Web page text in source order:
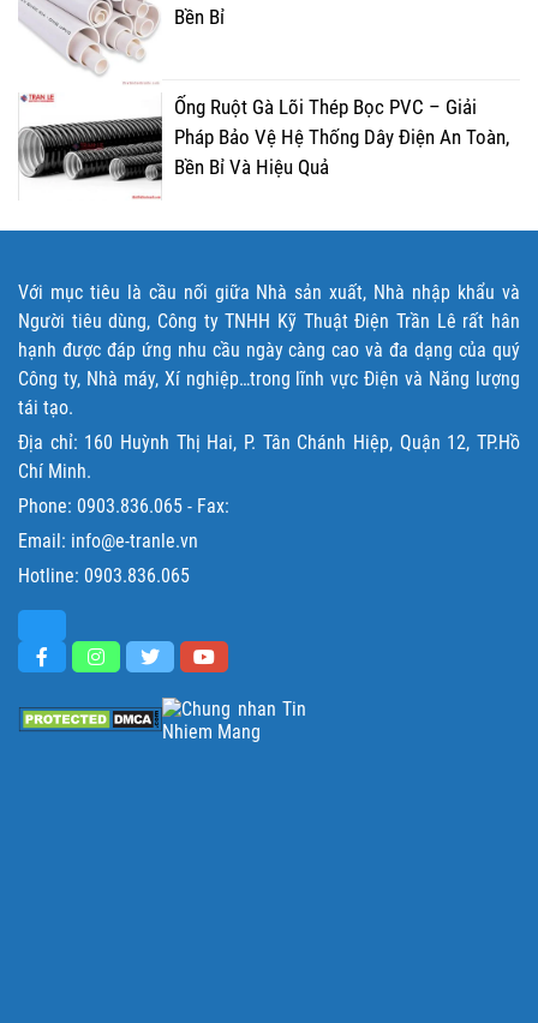
Bền Bỉ
Ống Ruột Gà Lõi Thép Bọc PVC – Giải
Pháp Bảo Vệ Hệ Thống Dây Điện An Toàn,
Bền Bỉ Và Hiệu Quả
Với mục tiêu là cầu nối giữa Nhà sản xuất, Nhà nhập khẩu và
Người tiêu dùng, Công ty TNHH Kỹ Thuật Điện Trần Lê rất hân
hạnh được đáp ứng nhu cầu ngày càng cao và đa dạng của quý
Công ty, Nhà máy, Xí nghiệp…trong lĩnh vực Điện và Năng lượng
tái tạo.
Địa chỉ: 160 Huỳnh Thị Hai, P. Tân Chánh Hiệp, Quận 12, TP.Hồ
Chí Minh.
Phone: 0903.836.065 - Fax:
Email: info@e-tranle.vn
Hotline: 0903.836.065